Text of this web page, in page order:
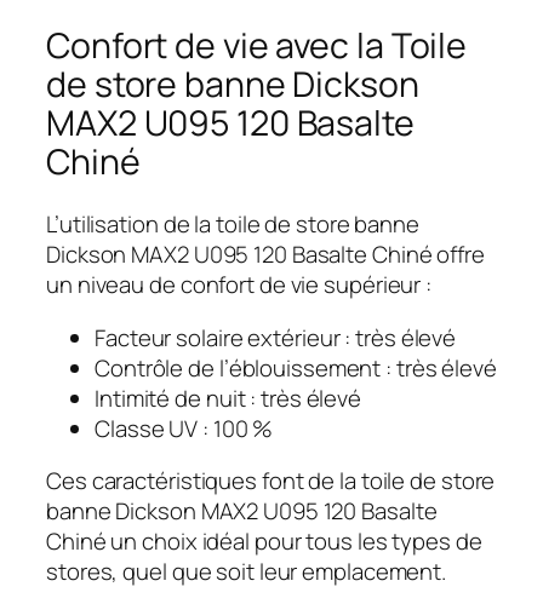
Confort de vie avec la Toile
de store banne Dickson
MAX2 U095 120 Basalte
Chiné
L’utilisation de la toile de store banne
Dickson MAX2 U095 120 Basalte Chiné offre
un niveau de confort de vie supérieur :
Facteur solaire extérieur : très élevé
Contrôle de l’éblouissement : très élevé
Intimité de nuit : très élevé
Classe UV : 100 %
Ces caractéristiques font de la toile de store
banne Dickson MAX2 U095 120 Basalte
Chiné un choix idéal pour tous les types de
stores, quel que soit leur emplacement.